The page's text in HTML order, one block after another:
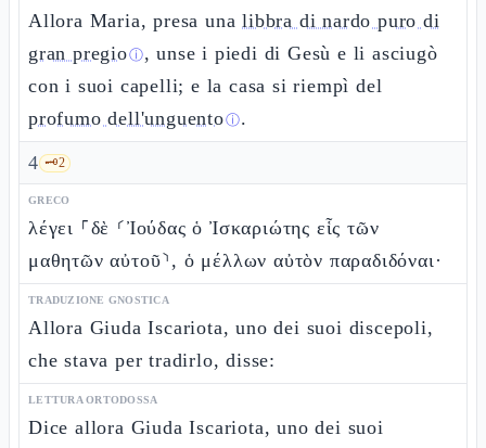
Allora Maria, presa unalibbra di nardo puro di
gran pregioⓘ, unse i piedi di Gesù e li asciugò
con i suoi capelli; e la casa si riempì del
profumo dell'unguentoⓘ.
4 🗝️2
GRECO
λέγει ⸀δὲ ⸂Ἰούδας ὁ Ἰσκαριώτης εἷς τῶν
μαθητῶν αὐτοῦ⸃, ὁ μέλλων αὐτὸν παραδιδόναι·
TRADUZIONE GNOSTICA
Allora Giuda Iscariota, uno dei suoi discepoli,
che stava per tradirlo, disse:
LETTURA ORTODOSSA
Dice allora Giuda Iscariota, uno dei suoi